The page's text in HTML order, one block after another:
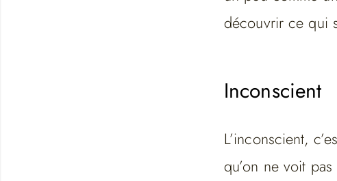
découvrir ce qui
Inconscient
L’inconscient,
qu’on ne voit